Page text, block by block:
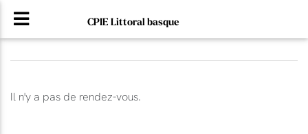
CPIE Littoral basque
Il n'y a pas de rendez-vous.